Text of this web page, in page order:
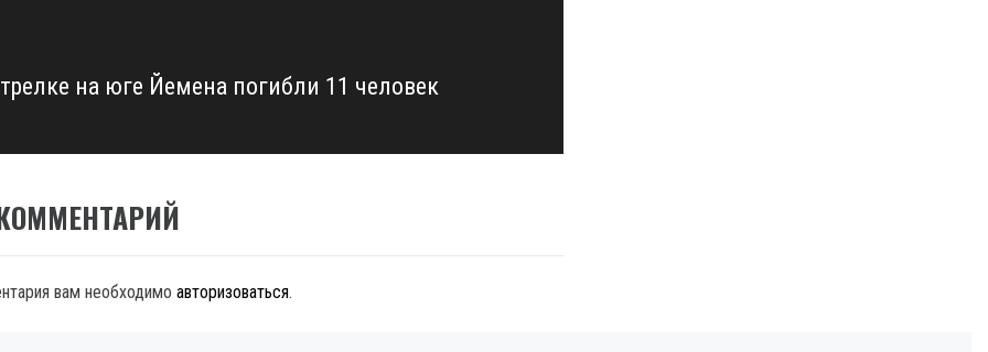
на юге Йемена погибли 11 человек
вам необходимо авторизоваться.